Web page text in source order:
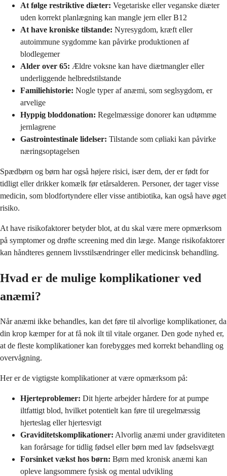
At følge restriktive diæter: Vegetariske eller veganske diæter
uden korrekt planlægning kan mangle jern eller B12
At have kroniske tilstande: Nyresygdom, kræft eller
autoimmune sygdomme kan påvirke produktionen af
blodlegemer
Alder over 65: Ældre voksne kan have diætmangler eller
underliggende helbredstilstande
Familiehistorie: Nogle typer af anæmi, som seglsygdom, er
arvelige
Hyppig bloddonation: Regelmæssige donorer kan udtømme
jernlagrene
Gastrointestinale lidelser: Tilstande som cøliaki kan påvirke
næringsoptagelsen
Spædbørn og børn har også højere risici, især dem, der er født for
tidligt eller drikker komælk før etårsalderen. Personer, der tager visse
medicin, som blodfortyndere eller visse antibiotika, kan også have øget
risiko.
At have risikofaktorer betyder blot, at du skal være mere opmærksom
på symptomer og drøfte screening med din læge. Mange risikofaktorer
kan håndteres gennem livsstilsændringer eller medicinsk behandling.
Hvad er de mulige komplikationer ved
anæmi?
Når anæmi ikke behandles, kan det føre til alvorlige komplikationer, da
din krop kæmper for at få nok ilt til vitale organer. Den gode nyhed er,
at de fleste komplikationer kan forebygges med korrekt behandling og
overvågning.
Her er de vigtigste komplikationer at være opmærksom på:
Hjerteproblemer: Dit hjerte arbejder hårdere for at pumpe
iltfattigt blod, hvilket potentielt kan føre til uregelmæssig
hjerteslag eller hjertesvigt
Graviditetskomplikationer: Alvorlig anæmi under graviditeten
kan forårsage for tidlig fødsel eller børn med lav fødselsvægt
Forsinket vækst hos børn: Børn med kronisk anæmi kan
opleve langsommere fysisk og mental udvikling